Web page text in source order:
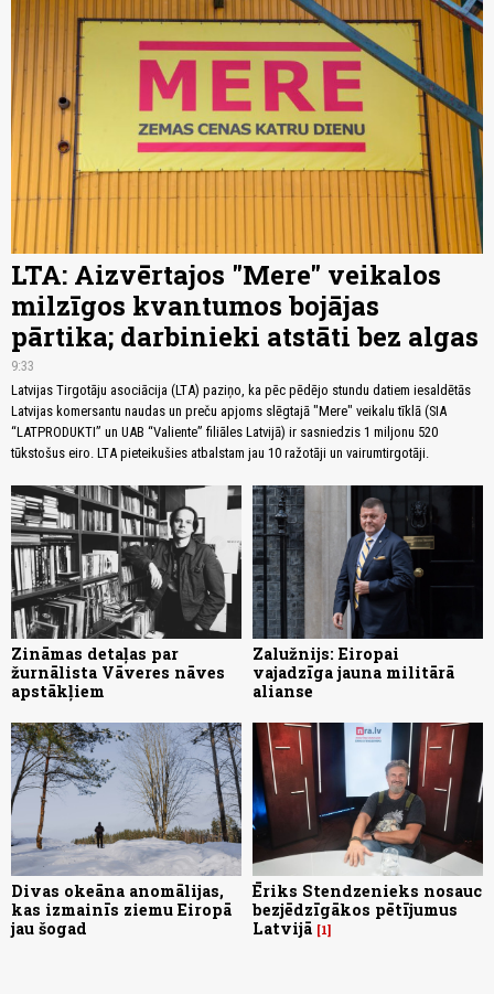
LTA: Aizvērtajos "Mere" veikalos
milzīgos kvantumos bojājas
pārtika; darbinieki atstāti bez algas
9:33
Latvijas Tirgotāju asociācija (LTA) paziņo, ka pēc pēdējo stundu datiem iesaldētās
Latvijas komersantu naudas un preču apjoms slēgtajā "Mere" veikalu tīklā (SIA
“LATPRODUKTI” un UAB “Valiente” filiāles Latvijā) ir sasniedzis 1 miljonu 520
tūkstošus eiro. LTA pieteikušies atbalstam jau 10 ražotāji un vairumtirgotāji.
Zināmas detaļas par
žurnālista Vāveres nāves
apstākļiem
Zalužnijs: Eiropai
vajadzīga jauna militārā
alianse
Divas okeāna anomālijas,
kas izmainīs ziemu Eiropā
jau šogad
Ēriks Stendzenieks nosauc
bezjēdzīgākos pētījumus
Latvijā 1